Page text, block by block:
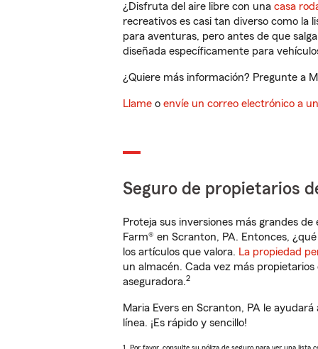
¿Disfruta del aire libre con una casa
recreativos es casi tan diverso como la
para aventuras, pero antes de que
diseñada específicamente para
¿Quiere más información? Pregunte a
Llame o envíe un correo electrónico a
Seguro de propietarios
Proteja sus inversiones más grandes
Farm® en Scranton, PA. Entonces,
los artículos que valora. La propiedad
un almacén. Cada vez más
aseguradora.2
Maria Evers en Scranton, PA le
línea. ¡Es rápido y sencillo!